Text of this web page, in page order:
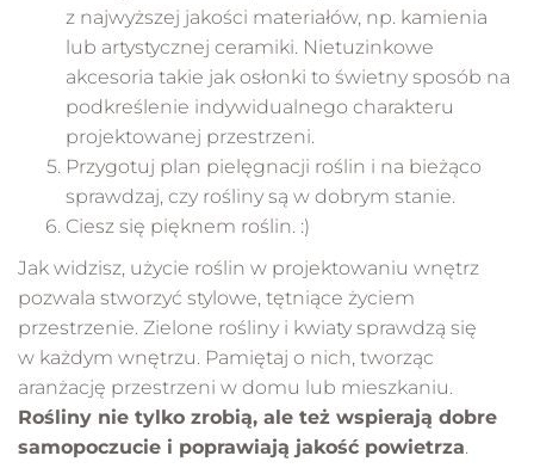
z najwyższej jakości materiałów, np. kamienia
lub artystycznej ceramiki. Nietuzinkowe
akcesoria takie jak osłonki to świetny sposób na
podkreślenie indywidualnego charakteru
projektowanej przestrzeni.
Przygotuj plan pielęgnacji roślin i na bieżąco
sprawdzaj, czy rośliny są w dobrym stanie.
Ciesz się pięknem roślin. :)
Jak widzisz, użycie roślin w projektowaniu wnętrz
pozwala stworzyć stylowe, tętniące życiem
przestrzenie. Zielone rośliny i kwiaty sprawdzą się
w każdym wnętrzu. Pamiętaj o nich, tworząc
aranżację przestrzeni w domu lub mieszkaniu.
Rośliny nie tylko zrobią, ale też wspierają dobre
samopoczucie i poprawiają jakość powietrza.